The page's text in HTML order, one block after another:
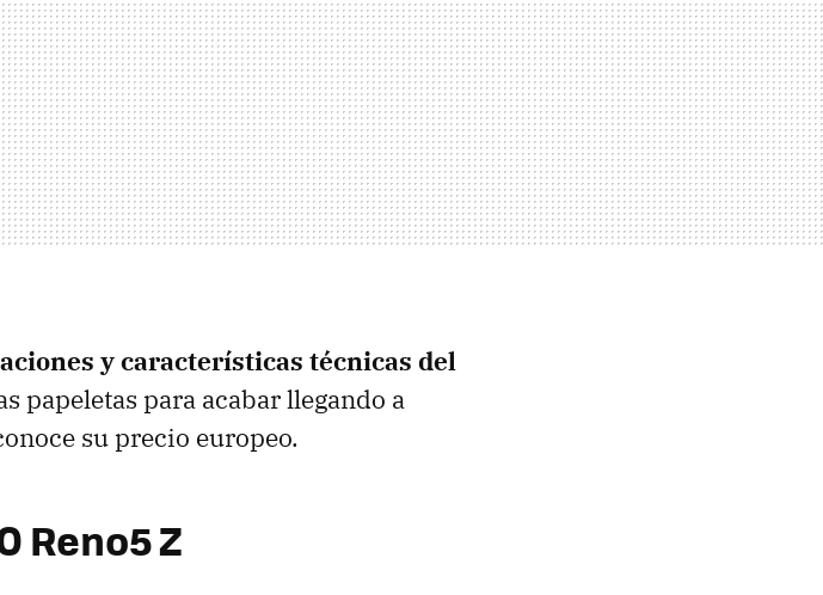
y características técnicas del
papeletas para acabar llegando a
su precio europeo.
Reno5 Z